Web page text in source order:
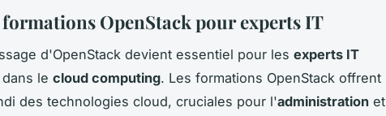
OpenStack pour experts IT
d'OpenStack devient essentiel pour les experts IT
le cloud computing. Les formations OpenStack offrent
des technologies cloud, cruciales pour l'administration et